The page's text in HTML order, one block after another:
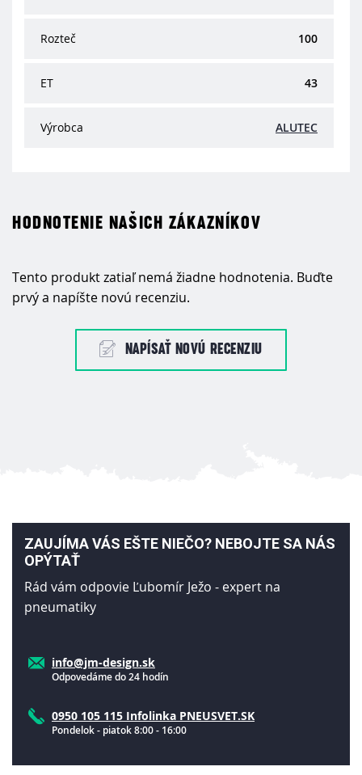
Rozteč 100
ET 43
Výrobca ALUTEC
HODNOTENIE NAŠICH ZÁKAZNÍKOV
Tento produkt zatiaľ nemá žiadne hodnotenia. Buďte
prvý a napíšte novú recenziu.
NAPÍSAŤ NOVÚ RECENZIU
ZAUJÍMA VÁS EŠTE NIEČO? NEBOJTE SA NÁS
OPÝTAŤ
Rád vám odpovie Ľubomír Ježo - expert na
pneumatiky
info@jm-design.sk
Odpovedáme do 24 hodín
0950 105 115 Infolinka PNEUSVET.SK
Pondelok - piatok 8:00 - 16:00